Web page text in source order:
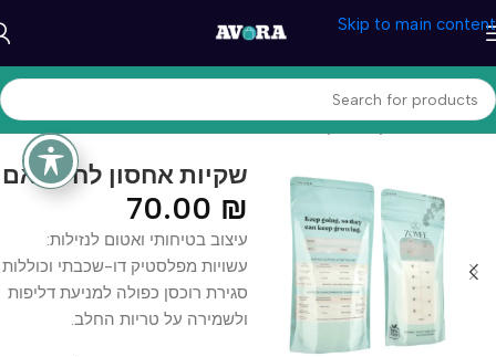
Skip to main content
עמוד הבית/תינוקות והנקה
שקיות אחסון לחלב אם
70.00 ₪
עיצוב בטיחותי ואטום לנזילות:
עשויות מפלסטיק דו-שכבתי וכוללות
סגירת רוכסן כפולה למניעת דליפות
ולשמירה על טריות החלב.